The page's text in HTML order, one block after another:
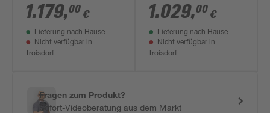
Personen Aluminium
1.179,00 €
Lieferung nach Hause
Nicht verfügbar in
Troisdorf
Aluminium
1.029,00 €
Lieferung nach Hause
Nicht verfügbar in
Troisdorf
Fragen zum Produkt?
Sofort-Videoberatung aus dem Markt